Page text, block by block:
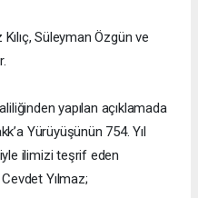
Süleyman Özgün ve
yapılan açıklamada
Yürüyüşünün 754. Yıl
ilimizi teşrif eden
Yılmaz;